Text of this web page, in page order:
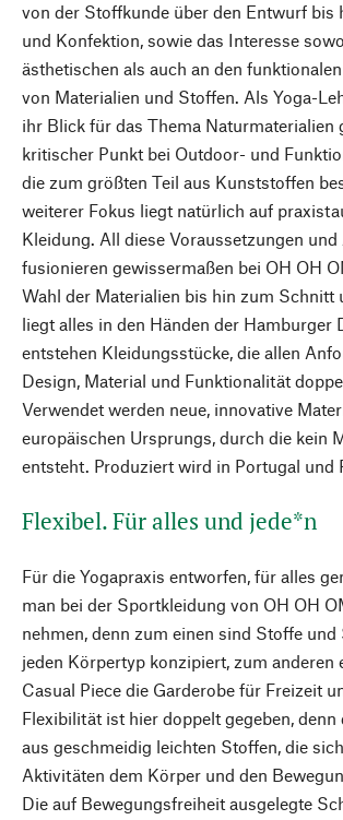
von der Stoffkunde über den Entwurf bis
und Konfektion, sowie das Interesse
ästhetischen als auch an den
von Materialien und Stoffen. Als Yoga-
ihr Blick für das Thema Naturmaterialien
kritischer Punkt bei Outdoor- und
die zum größten Teil aus Kunststoffen
weiterer Fokus liegt natürlich auf
Kleidung. All diese Voraussetzungen
fusionieren gewissermaßen bei OH OH
Wahl der Materialien bis hin zum Schnitt
liegt alles in den Händen der Hamburger
entstehen Kleidungsstücke, die allen
Design, Material und Funktionalität
Verwendet werden neue, innovative
europäischen Ursprungs, durch die kein
entsteht. Produziert wird in Portugal und
Flexibel. Für alles und jede*n
Für die Yogapraxis entworfen, für alles
man bei der Sportkleidung von OH OH
nehmen, denn zum einen sind Stoffe
jeden Körpertyp konzipiert, zum anderen
Casual Piece die Garderobe für Freizeit
Flexibilität ist hier doppelt gegeben, denn
aus geschmeidig leichten Stoffen, die
Aktivitäten dem Körper und den
Die auf Bewegungsfreiheit ausgelegte